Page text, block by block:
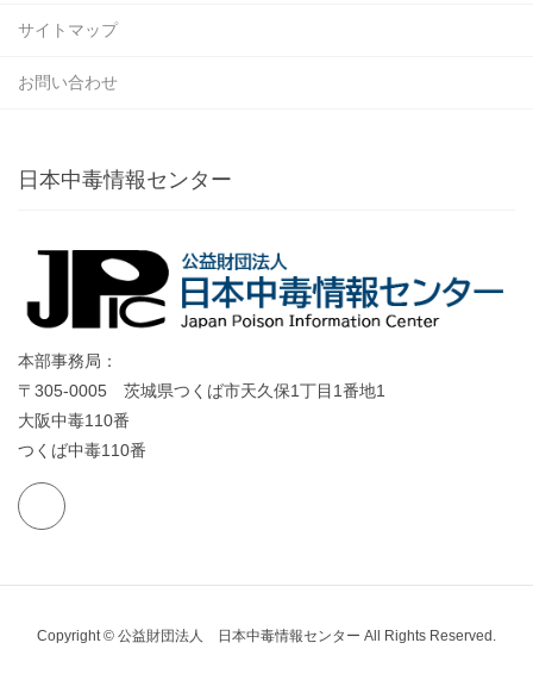
サイトマップ
お問い合わせ
日本中毒情報センター
本部事務局：
〒305-0005 茨城県つくば市天久保1丁目1番地1
大阪中毒110番
つくば中毒110番
Copyright © 公益財団法人 日本中毒情報センター All Rights Reserved.